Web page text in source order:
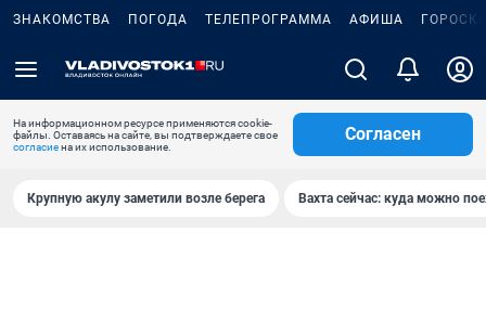
ЗНАКОМСТВА ПОГОДА ТЕЛЕПРОГРАММА АФИША
На информационном ресурсе применяются cookie-
файлы. Оставаясь на сайте, вы подтверждаете свое
согласиена их использование.
Согласен
Крупную акулу заметили возле берега Вахта сейчас: куда можно